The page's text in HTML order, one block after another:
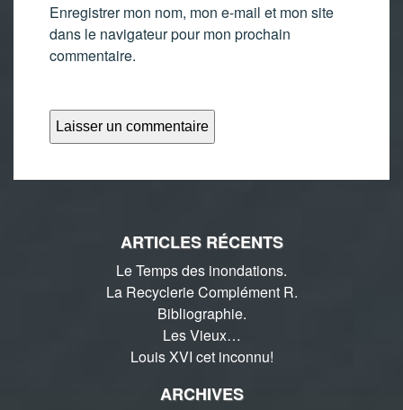
Enregistrer mon nom, mon e-mail et mon site
dans le navigateur pour mon prochain
commentaire.
ARTICLES RÉCENTS
Le Temps des inondations.
La Recyclerie Complément R.
Bibliographie.
Les Vieux…
Louis XVI cet inconnu!
ARCHIVES